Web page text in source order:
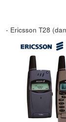
- Ericsson T28